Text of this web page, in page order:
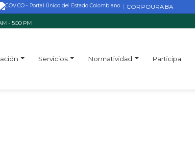
| CORPOURABA
- 5:00 PM
Servicios Normatividad Participa